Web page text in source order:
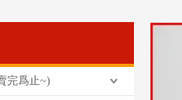
完爲止~)